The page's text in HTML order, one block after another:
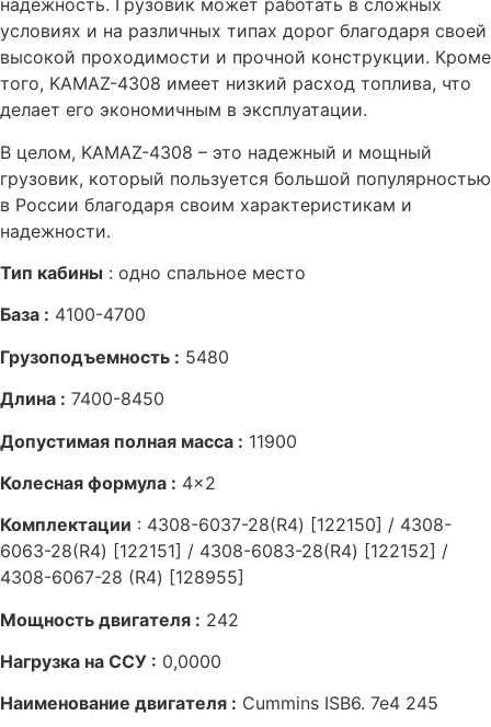
надежность. Грузовик может работать в сложных
условиях и на различных типах дорог благодаря своей
высокой проходимости и прочной конструкции. Кроме
того, KAMAZ-4308 имеет низкий расход топлива, что
делает его экономичным в эксплуатации.
В целом, KAMAZ-4308 – это надежный и мощный
грузовик, который пользуется большой популярностью
в России благодаря своим характеристикам и
надежности.
Тип кабины : одно спальное место
База : 4100-4700
Грузоподъемность : 5480
Длина : 7400-8450
Допустимая полная масса : 11900
Колесная формула : 4×2
Комплектации : 4308-6037-28(R4) [122150] / 4308-
6063-28(R4) [122151] / 4308-6083-28(R4) [122152] /
4308-6067-28 (R4) [128955]
Мощность двигателя : 242
Нагрузка на ССУ : 0,0000
Наименование двигателя : Cummins ISB6. 7e4 245